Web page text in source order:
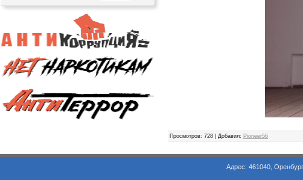
Просмотров: 728 | Добавил: Pioneer56
Адрес: 461040, Оренбургская